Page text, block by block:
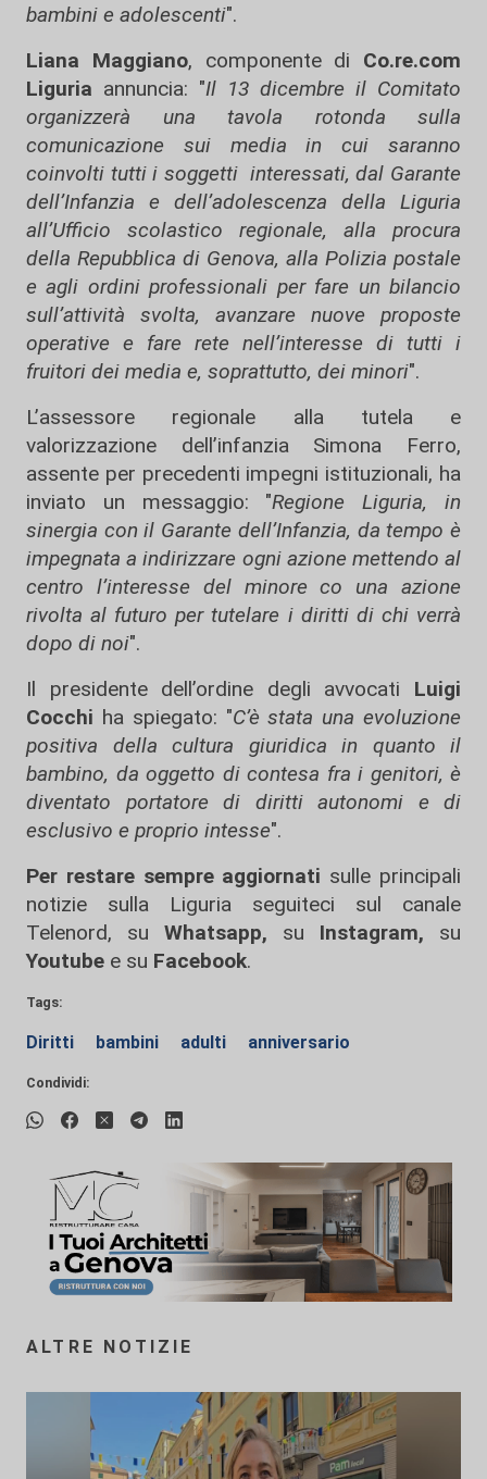
bambini e adolescenti".
Liana Maggiano, componente di Co.re.com
Liguria annuncia: "Il 13 dicembre il Comitato
organizzerà una tavola rotonda sulla
comunicazione sui media in cui saranno
coinvolti tutti i soggetti interessati, dal Garante
dell’Infanzia e dell’adolescenza della Liguria
all’Ufficio scolastico regionale, alla procura
della Repubblica di Genova, alla Polizia postale
e agli ordini professionali per fare un bilancio
sull’attività svolta, avanzare nuove proposte
operative e fare rete nell’interesse di tutti i
fruitori dei media e, soprattutto, dei minori".
L’assessore regionale alla tutela e
valorizzazione dell’infanzia Simona Ferro,
assente per precedenti impegni istituzionali, ha
inviato un messaggio: "Regione Liguria, in
sinergia con il Garante dell’Infanzia, da tempo è
impegnata a indirizzare ogni azione mettendo al
centro l’interesse del minore co una azione
rivolta al futuro per tutelare i diritti di chi verrà
dopo di noi".
Il presidente dell’ordine degli avvocati Luigi
Cocchi ha spiegato: "C’è stata una evoluzione
positiva della cultura giuridica in quanto il
bambino, da oggetto di contesa fra i genitori, è
diventato portatore di diritti autonomi e di
esclusivo e proprio intesse".
Per restare sempre aggiornati sulle principali
notizie sulla Liguria seguiteci sul canale
Telenord, su
Whatsapp, su Instagram, su
Youtube e su Facebook.
Tags:
Diritti bambini adulti anniversario
Condividi:
ALTRE NOTIZIE